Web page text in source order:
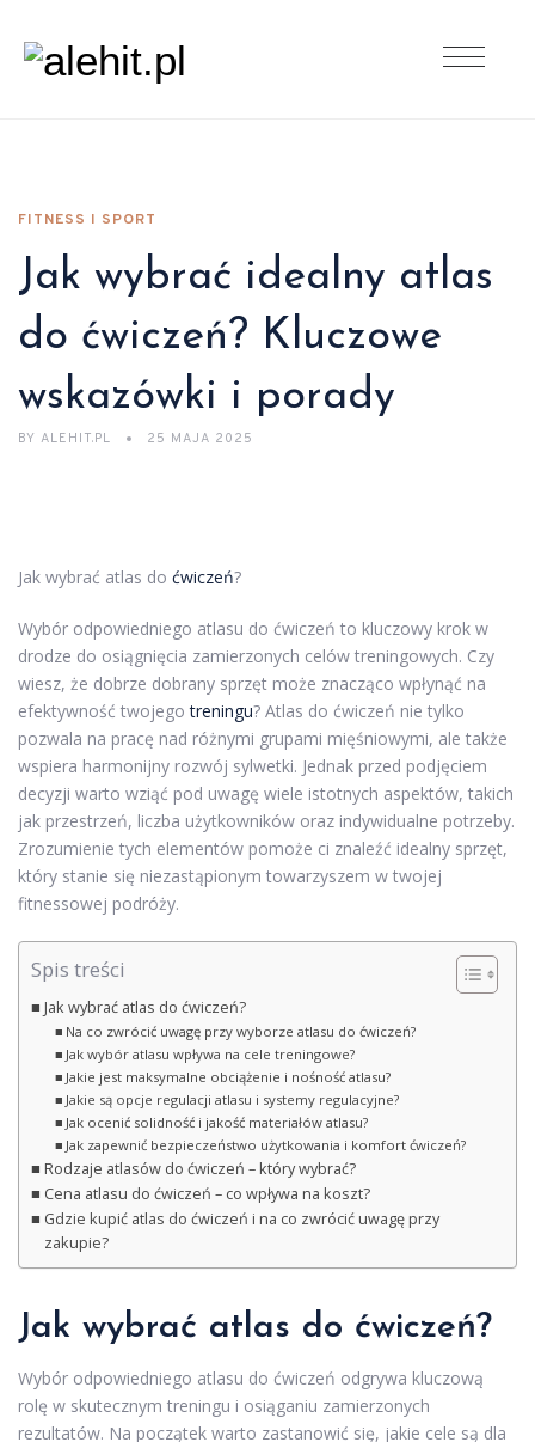
FITNESS I SPORT
Jak wybrać idealny atlas
do ćwiczeń? Kluczowe
wskazówki i porady
BY ALEHIT.PL 25 MAJA 2025
Jak wybrać atlas do ćwiczeń?
Wybór odpowiedniego atlasu do ćwiczeń to kluczowy krok w
drodze do osiągnięcia zamierzonych celów treningowych. Czy
wiesz, że dobrze dobrany sprzęt może znacząco wpłynąć na
efektywność twojegotreningu? Atlas do ćwiczeń nie tylko
pozwala na pracę nad różnymi grupami mięśniowymi, ale także
wspiera harmonijny rozwój sylwetki. Jednak przed podjęciem
decyzji warto wziąć pod uwagę wiele istotnych aspektów, takich
jak przestrzeń, liczba użytkowników oraz indywidualne potrzeby.
Zrozumienie tych elementów pomoże ci znaleźć idealny sprzęt,
który stanie się niezastąpionym towarzyszem w twojej
fitnessowej podróży.
Spis treści
Jak wybrać atlas do ćwiczeń?
Na co zwrócić uwagę przy wyborze atlasu do ćwiczeń?
Jak wybór atlasu wpływa na cele treningowe?
Jakie jest maksymalne obciążenie i nośność atlasu?
Jakie są opcje regulacji atlasu i systemy regulacyjne?
Jak ocenić solidność i jakość materiałów atlasu?
Jak zapewnić bezpieczeństwo użytkowania i komfort ćwiczeń?
Rodzaje atlasów do ćwiczeń – który wybrać?
Cena atlasu do ćwiczeń – co wpływa na koszt?
Gdzie kupić atlas do ćwiczeń i na co zwrócić uwagę przy
zakupie?
Jak wybrać atlas do ćwiczeń?
Wybór odpowiedniego atlasu do ćwiczeń odgrywa kluczową
rolę w skutecznym treningu i osiąganiu zamierzonych
rezultatów. Na początek warto zastanowić się, jakie cele są dla